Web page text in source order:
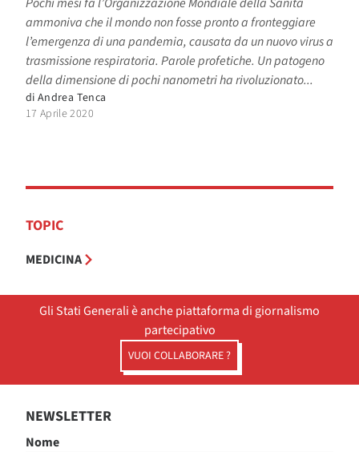
ammoniva che il mondo non fosse pronto a fronteggiare
l’emergenza di una pandemia, causata da un nuovo virus a
trasmissione respiratoria. Parole profetiche. Un patogeno
della dimensione di pochi nanometri ha rivoluzionato...
di Andrea Tenca
17 Aprile 2020
TOPIC
MEDICINA
Gli Stati Generali è anche piattaforma di giornalismo
partecipativo
VUOI COLLABORARE ?
NEWSLETTER
Nome